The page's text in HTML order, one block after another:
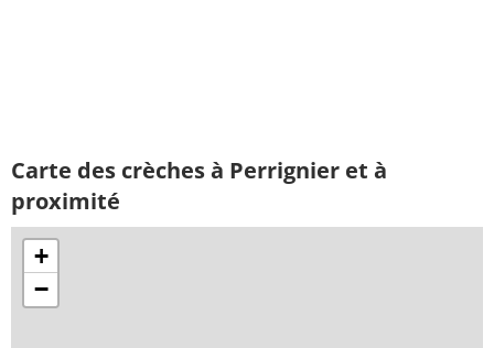
Carte des crèches à Perrignier et à
proximité
+
−